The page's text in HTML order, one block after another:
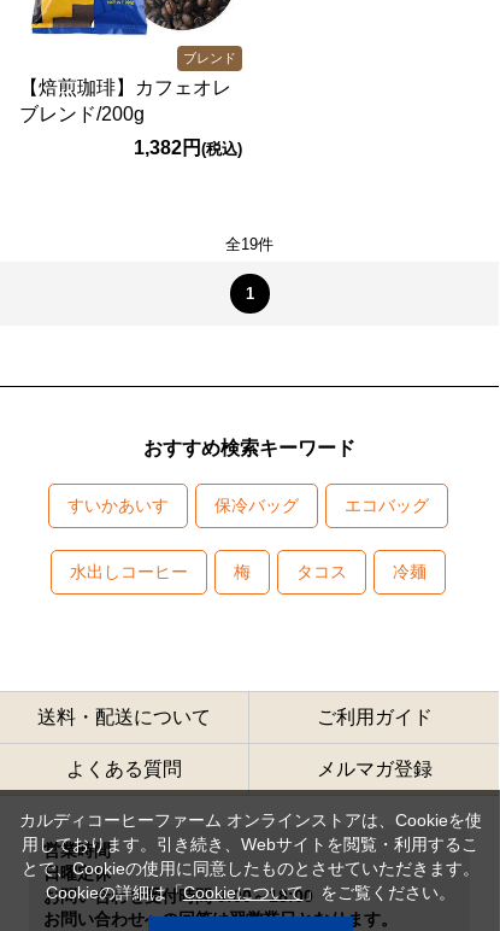
ブレンド
【焙煎珈琲】カフェオレ
ブレンド/200g
1,382円(税込)
全19件
1
おすすめ検索キーワード
すいかあいす 保冷バッグ エコバッグ
水出しコーヒー 梅 タコス 冷麺
送料・配送について ご利用ガイド
よくある質問 メルマガ登録
営業時間
日曜定休
お問い合わせ受付時間 9:00～18:00
お問い合わせへの回答は翌営業日となります。
カルディコーヒーファーム オンラインストアは、Cookieを使
用しております。引き続き、Webサイトを閲覧・利用するこ
とで、Cookieの使用に同意したものとさせていただきます。
Cookieの詳細は「Cookieについて」をご覧ください。